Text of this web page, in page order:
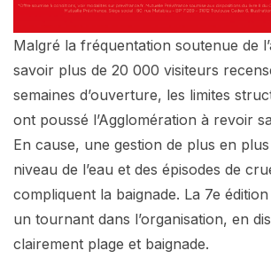
Malgré la fréquentation soutenue de
savoir plus de 20 000 visiteurs
semaines d’ouverture, les limites
ont poussé l’Agglomération à revoir
En cause, une gestion de plus en
niveau de l’eau et des épisodes de
compliquent la baignade. La 7e
un tournant dans l’organisation, en
clairement plage et baignade.